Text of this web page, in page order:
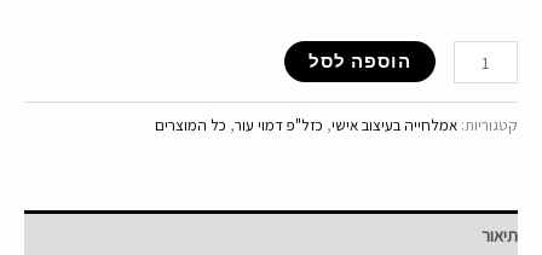
הוספה לסל
קטגוריות: אמלחייה בעיצוב אישי, כזל"פ דמוי עור, כל המוצרים
תיאור